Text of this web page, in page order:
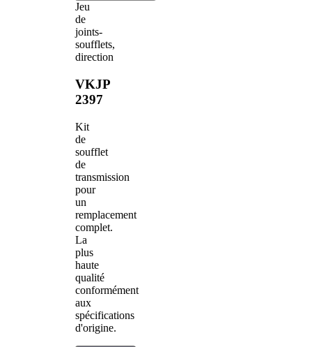
Jeu
de
joints-
soufflets,
direction
VKJP
2397
Kit
de
soufflet
de
transmission
pour
un
remplacement
complet.
La
plus
haute
qualité
conformément
aux
spécifications
d'origine.